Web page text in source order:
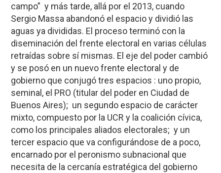
campo” y más tarde, allá por el 2013, cuando
Sergio Massa abandonó el espacio y dividió las
aguas ya divididas. El proceso terminó con la
diseminación del frente electoral en varias células
retraídas sobre sí mismas. El eje del poder cambió
y se posó en un nuevo frente electoral y de
gobierno que conjugó tres espacios : uno propio,
seminal, el PRO (titular del poder en Ciudad de
Buenos Aires); un segundo espacio de carácter
mixto, compuesto por la UCR y la coalición cívica,
como los principales aliados electorales; y un
tercer espacio que va configurándose de a poco,
encarnado por el peronismo subnacional que
necesita de la cercanía estratégica del gobierno